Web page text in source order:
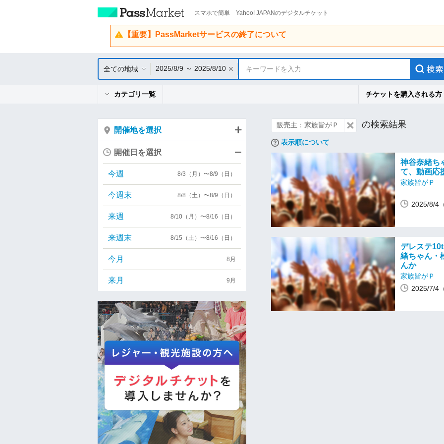
スマホで簡単 Yahoo! JAPANのデジタルチケット
【重要】PassMarketサービスの終了について
全ての地域 2025/8/9 ～ 2025/8/10 キーワードを入力
カテゴリ一覧 チケットを購入される方
販売主：家族皆がＰ の検索結果
表示順について
神谷奈緒ち
て、動画応
家族皆がＰ
2025/8/4
デレステ
緒ちゃん・
んか
家族皆がＰ
2025/7/4
開催地を選択
開催日を選択
今週 8/3（月）〜8/9（日）
今週末 8/8（土）〜8/9（日）
来週 8/10（月）〜8/16（日）
来週末 8/15（土）〜8/16（日）
今月 8月
来月 9月